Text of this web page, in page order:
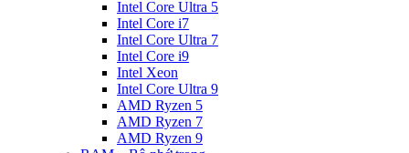
Intel Core Ultra 5
Intel Core i7
Intel Core Ultra 7
Intel Core i9
Intel Xeon
Intel Core Ultra 9
AMD Ryzen 5
AMD Ryzen 7
AMD Ryzen 9